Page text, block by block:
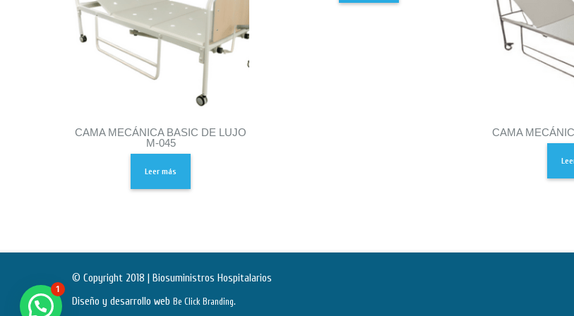
CAMA MECÁNICA BASIC DE LUJO
M-045
Leer más
CAMA
© Copyright 2018 | Biosuministros Hospitalarios
Diseño y desarrollo web Be Click Branding.
1